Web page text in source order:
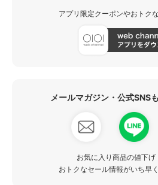
アプリ限定クーポンやおトク
メールマガジン・公式SNS
お気に入り商品の値下げ
おトクなセール情報がいち早